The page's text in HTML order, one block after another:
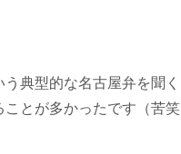
典型的な名古屋弁を聞く
とが多かったです（苦笑